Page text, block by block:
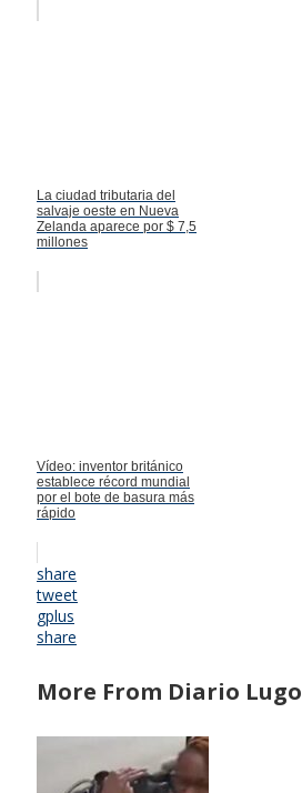
La ciudad tributaria del
salvaje oeste en Nueva
Zelanda aparece por $ 7,5
millones
Vídeo: inventor británico
establece récord mundial
por el bote de basura más
rápido
share
tweet
gplus
share
More From Diario Lugo